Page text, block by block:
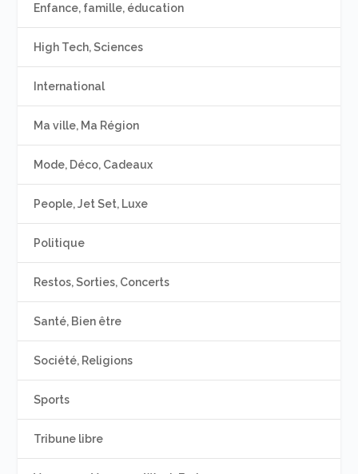
Enfance, famille, éducation
High Tech, Sciences
International
Ma ville, Ma Région
Mode, Déco, Cadeaux
People, Jet Set, Luxe
Politique
Restos, Sorties, Concerts
Santé, Bien être
Société, Religions
Sports
Tribune libre